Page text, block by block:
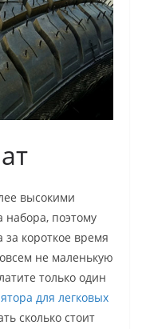
высокими
набора, поэтому
за короткое время
не маленькую
только один
для легковых
сколько стоит